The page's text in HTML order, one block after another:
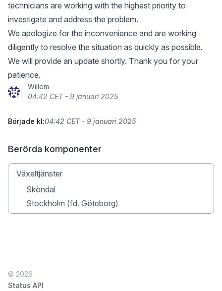
technicians are working with the highest priority to
investigate and address the problem.
We apologize for the inconvenience and are working
diligently to resolve the situation as quickly as possible.
We will provide an update shortly. Thank you for your
patience.
Willem
04:42 CET - 9 januari 2025
Började kl:04:42 CET - 9 januari 2025
Berörda komponenter
Växeltjänster
Sköndal
Stockholm (fd. Göteborg)
© 2026
Status API